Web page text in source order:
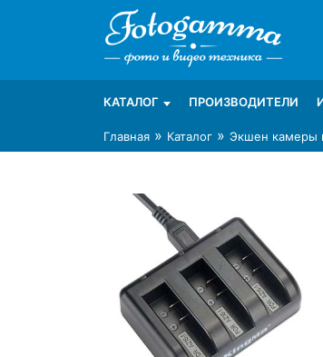
Интернет-магазин
Магазин фотоаксессуаров
КАТАЛОГ ПРОИЗВОДИТЕЛИ
Главная » Каталог » Экшен камеры